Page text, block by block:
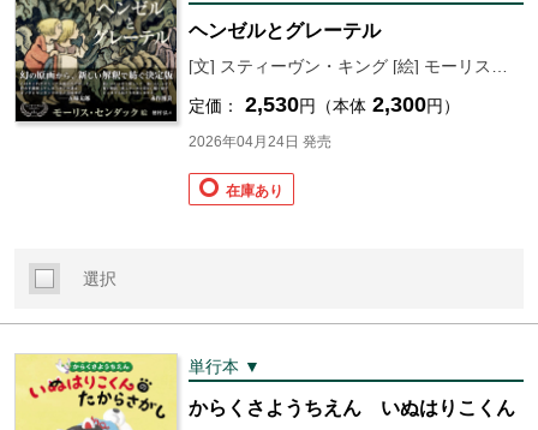
ヘンゼルとグレーテル
定価： 2,530円（本体 2,300円）
2026年04月24日 発売
在庫あり
選択
単行本 ▼
からくさようちえん いぬはりこくん